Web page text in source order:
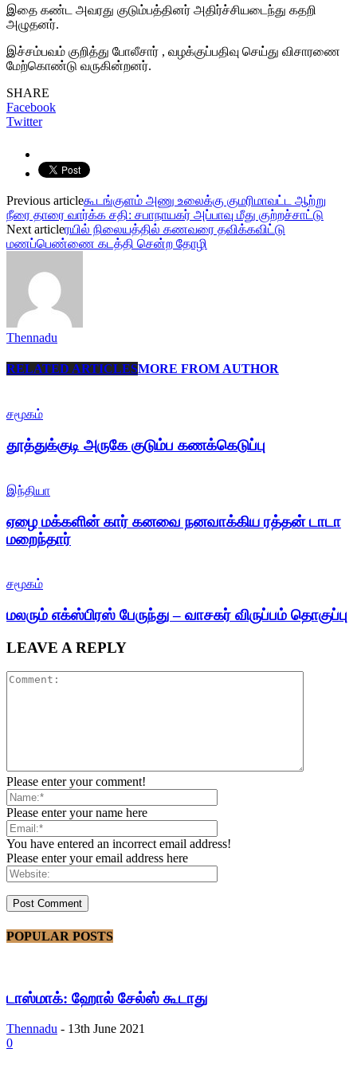
இதை கண்ட அவரது குடும்பத்தினர் அதிர்ச்சியடைந்து கதறி
அழுதனர்.
இச்சம்பவம் குறித்து போலீசார் , வழக்குப்பதிவு செய்து விசாரணை
மேற்கொண்டு வருகின்றனர்.
SHARE
Facebook
Twitter
Previous articleகூடங்குளம் அணு உலைக்கு குமரிமாவட்ட ஆற்று
நீரை தாரை வார்க்க சதி: சபாநாயகர் அப்பாவு மீது குற்றச்சாட்டு
Next articleரயில் நிலையத்தில் கணவரை தவிக்கவிட்டு
மணப்பெண்ணை கடத்தி சென்ற தோழி
Thennadu
RELATED ARTICLESMORE FROM AUTHOR
சமூகம்
தூத்துக்குடி அருகே குடும்ப கணக்கெடுப்பு
இந்தியா
ஏழை மக்களின் கார் கனவை நனவாக்கிய ரத்தன் டாடா
மறைந்தார்
சமூகம்
மலரும் எக்ஸ்பிரஸ் பேருந்து – வாசகர் விருப்பம் தொகுப்பு
LEAVE A REPLY
Please enter your comment!
Please enter your name here
You have entered an incorrect email address!
Please enter your email address here
POPULAR POSTS
டாஸ்மாக்: ஹோல் சேல்ஸ் கூடாது
Thennadu - 13th June 2021
0